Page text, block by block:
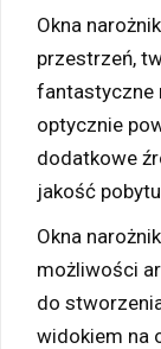
Okna
przestrzeń,
fantastyczne
optycznie
dodatkowe
jakość
Okna
możliwości
do
widokiem na